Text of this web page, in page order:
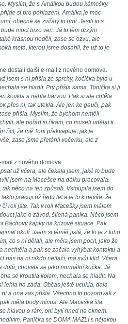
Myslím, že s Amálkou budou kámošky.
si pro pohlazení. Amálka je moc
obecně se zvířaty to umí. Jestli to s
moct brzo ven. Já to těm drzým
krásnou neděli, zase se ozvu, ale
meta, kterou jsme dosáhli, že už to je
dostali další e-mail z nového domova.
jsem s ní přišla ze sprchy, kočička byla u
se hladit. Prý přišla sama. Tonička si ji
koukla a nehla barvou. Pak si ale chtěla
přes ni, tak utekla. Ale jen ke gauči, pak
přišla. Myslím, že bychom neměli
ale pořád si říkám, co museli udělat ti
říct, že mě Toni překvapuje, jak je
zase jsme přetáhli večerku, ale z
z nového domova.
už včera, ale čekala jsem, jaké to bude
jsem na Macešce na dálku pracovala.
něco na ten způsob. Vstoupila jsem do
pracuji už řadu let a je to k nevíře, že
roli jste. Tak v roli Macešky jsem málem
jako o závod, šílená panika. Něco jsem
Bachovy kapky na krizové situace. Pak
okolí. Jsem si téměř jistá, že to je z toho
co s ní dělali, ale měla jsem pocit, jako že
nechtěla a pak se začala vyhýbat kontaktu a
nás na ni nikdo netlačí, má svůj klid. Včera
dolů, chovala se jako normální kočka. Já
se kroutila kolem, nechala se hladit. Na
lehla na záda. Občas ještě ucukla, dala
a ona zas přišla. Všechno to pozorovali z
měla body mínus. Ale Maceška šla
hlavou o rám, oni byli hned na oknem.
Panička se DOMA MAZLÍ s nějakou